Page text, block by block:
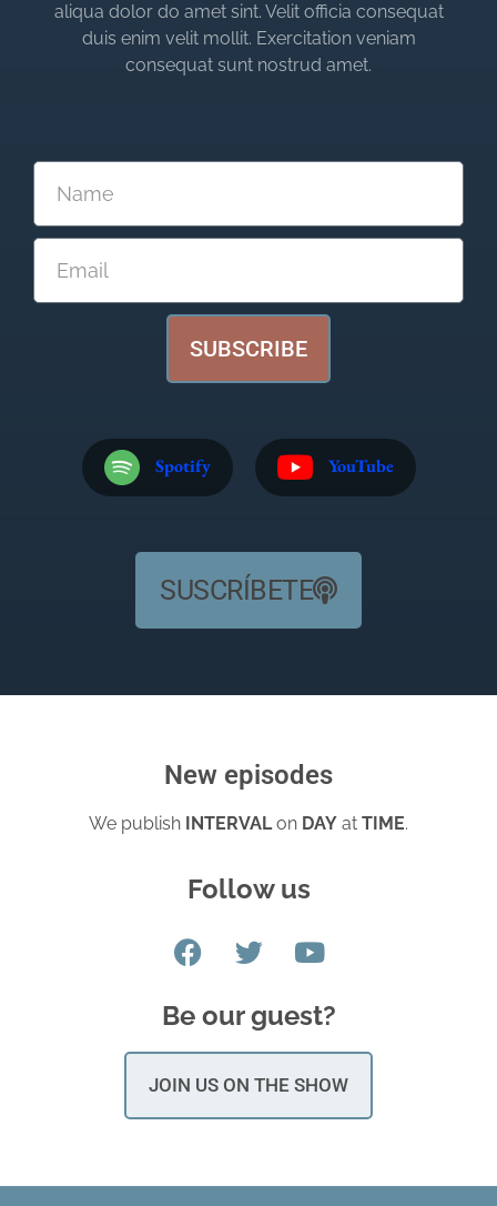
aliqua dolor do amet sint. Velit officia consequat
duis enim velit mollit. Exercitation veniam
consequat sunt nostrud amet.
SUBSCRIBE
Spotify YouTube
SUSCRÍBETE
New episodes
We publish INTERVALon DAY at TIME.
Follow us
Be our guest?
JOIN US ON THE SHOW